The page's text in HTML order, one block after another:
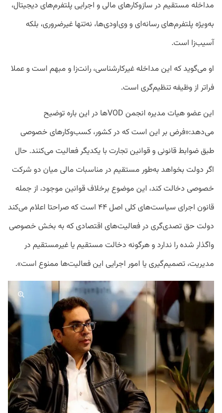
مداخله مستقیم در سازوکارهای مالی و اجرایی پلتفرم‌های دیجیتال،
به‌ویژه پلتفرم‌های رسانه‌ای و وی‌او‌دی‌ها، نه‌تنها غیرضروری، بلکه
آسیب‌زا است.
او می‌گوید که این مداخله غیرکارشناسی، رانت‌‌زا و مبهم است و عملا
فراتر از وظیفه تنظیم‌گری است.
این عضو هیات مدیره انجمن VODها در این باره توضیح
می‌دهد:«فرض بر این است که در کشور، کسب‌وکارهای خصوصی
طبق ضوابط قانونی و قوانین تجارت با یکدیگر فعالیت می‌کنند. حال
اگر دولت بخواهد به‌طور مستقیم در مناسبات مالی میان دو شرکت
خصوصی دخالت کند، این موضوع برخلاف قوانین موجود، از جمله
قانون اجرای سیاست‌های کلی اصل ۴۴ است که صراحتا اعلام می‌کند
دولت حق تصدی‌گری در فعالیت‌های اقتصادی که به بخش خصوصی
واگذار شده را ندارد و هرگونه دخالت مستقیم یا غیرمستقیم در
مدیریت، تصمیم‌گیری یا امور اجرایی این فعالیت‌ها ممنوع است».